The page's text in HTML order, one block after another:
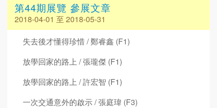
第44期展覽 參展文章
2018-04-01 至 2018-05-31
失去後才懂得珍惜 / 鄭睿鑫 (F1)
放學回家的路上 / 張瓏傑 (F1)
放學回家的路上 / 許宏智 (F1)
一次交通意外的啟示 / 張庭瑋 (F3)